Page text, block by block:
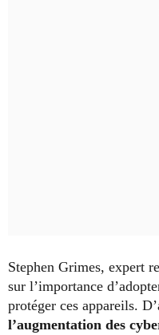
Stephen Grimes, expert
sur l’importance
protéger ces appareils.
l’augmentation des